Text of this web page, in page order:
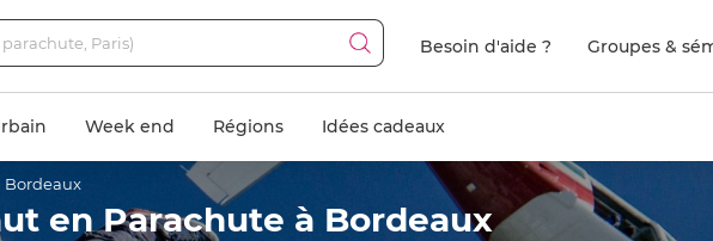
Besoin d'aide ? Groupes &
Week end Régions Idées cadeaux
Bordeaux
en Parachute à Bordeaux